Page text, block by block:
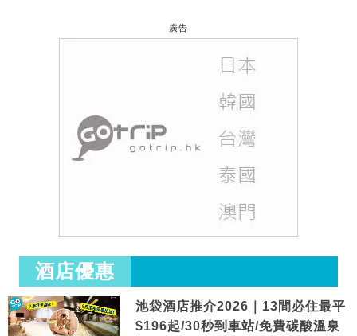
廣告
酒店優惠
池袋酒店推介2026｜13間必住最平
$196起/30秒到車站/免費碳酸溫泉